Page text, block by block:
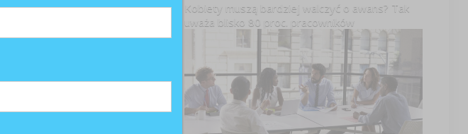
Kobiety muszą bardziej walczyć o awans? Tak
uważa blisko 80 proc. pracowników